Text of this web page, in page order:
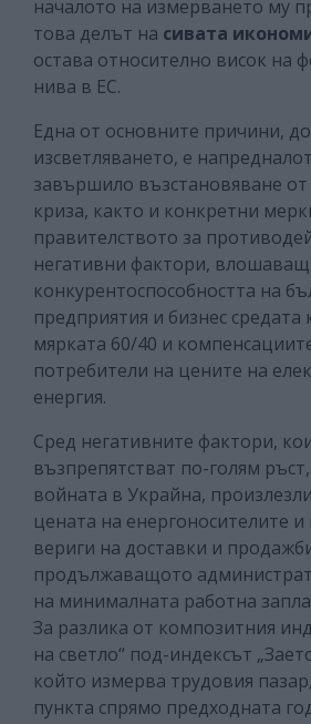
началото на измерването му
това делът на сивата
остава относително висок на
нива в ЕС.
Една от основните причини,
изсветляването, е
завършило възстановяване
криза, както и конкретни
правителството за
негативни фактори,
конкурентоспособността на
предприятия и бизнес средата
мярката 60/40 и
потребители на цените на
енергия.
Сред негативните фактори,
възпрепятстват по-голям ръст,
войната в Украйна,
цената на енергоносителите
вериги на доставки и
продължаващото
на минималната работна
За разлика от композитния
на светло“ под-индексът
който измерва трудовия
пункта спрямо предходната